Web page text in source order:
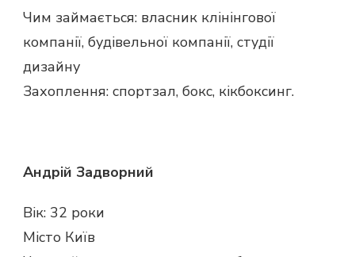
Чим займається: власник клінінгової
компанії, будівельної компанії, студії
дизайну
Захоплення: спортзал, бокс, кікбоксинг.
Андрій Задворний
Вік: 32 роки
Місто Київ